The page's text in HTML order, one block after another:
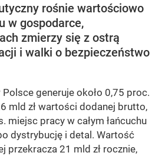
rośnie wartościowo
w gospodarce,
zmierzy się z ostrą
i walki o bezpieczeństwo
generuje około 0,75 proc.
mld zł wartości dodanej brutto,
miejsc pracy w całym łańcuchu
dystrybucję i detal. Wartość
przekracza 21 mld zł rocznie,